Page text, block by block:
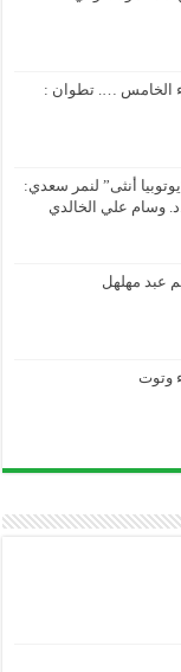
الخامس …. تطوان :
أنثى” لنمر سعدي:
وسام علي الخالدي
عبد مهلهل
وتوت